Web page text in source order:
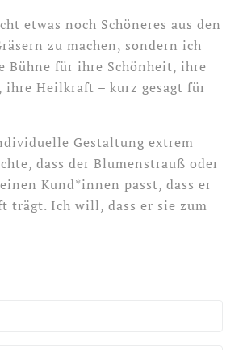
etwas noch Schöneres aus den
zu machen, sondern ich
Bühne für ihre Schönheit, ihre
Heilkraft – kurz gesagt für
Gestaltung extrem
dass der Blumenstrauß oder
Kund*innen passt, dass er
trägt. Ich will, dass er sie zum